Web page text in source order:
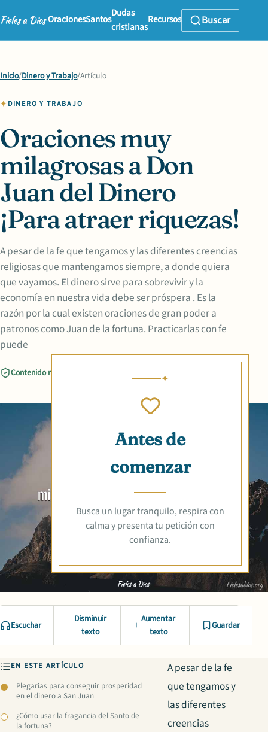
OracionesSantos
Dudas
cristianas
Recursos Buscar
Inicio/Dinero y Trabajo/Artículo
DINERO Y TRABAJO
Oraciones muy
milagrosas a Don
Juan del Dinero
¡Para atraer riquezas!
A pesar de la fe que tengamos y las diferentes creencias
religiosas que mantengamos siempre, a donde quiera
que vayamos. El dinero sirve para sobrevivir y la
economía en nuestra vida debe ser próspera . Es la
razón por la cual existen oraciones de gran poder a
patronos como Juan de la fortuna. Practicarlas con fe
puede
Contenido revisado
Antes de
comenzar
Busca un lugar tranquilo, respira con
calma y presenta tu petición con
confianza.
Escuchar
Disminuir
texto
Aumentar
texto
Guardar
EN ESTE ARTÍCULO
Plegarias para conseguir prosperidad
en el dinero a San Juan
¿Cómo usar la fragancia del Santo de
la fortuna?
A pesar de la fe
que tengamos y
las diferentes
creencias